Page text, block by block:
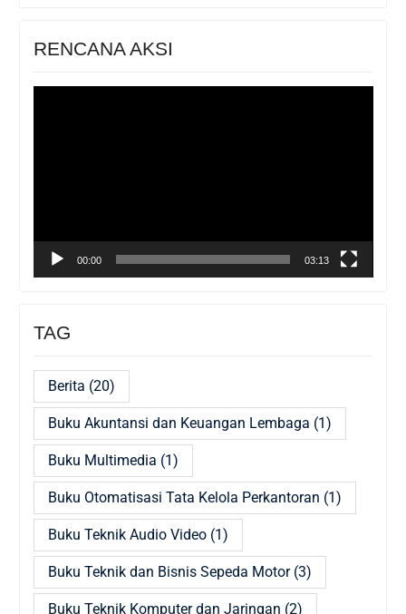
RENCANA AKSI
00:00 03:13
TAG
Berita (20)
Buku Akuntansi dan Keuangan Lembaga (1)
Buku Multimedia (1)
Buku Otomatisasi Tata Kelola Perkantoran (1)
Buku Teknik Audio Video(1)
Buku Teknik dan Bisnis Sepeda Motor(3)
Buku Teknik Komputer dan Jaringan (2)